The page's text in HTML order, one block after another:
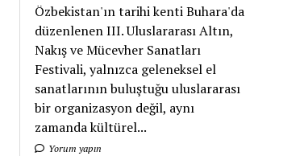
Özbekistan'ın tarihi kenti Buhara'da
düzenlenen III. Uluslararası Altın,
Nakış ve Mücevher Sanatları
Festivali, yalnızca geleneksel el
sanatlarının buluştuğu uluslararası
bir organizasyon değil, aynı
zamanda kültürel...
Yorum yapın